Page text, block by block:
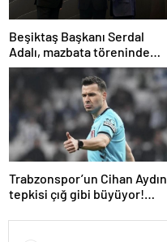
Beşiktaş Başkanı Serdal
Adalı, mazbata töreninde
konuştu: Gün istikrar
Trabzonspor’un Cihan Aydın
tepkisi çığ gibi büyüyor!